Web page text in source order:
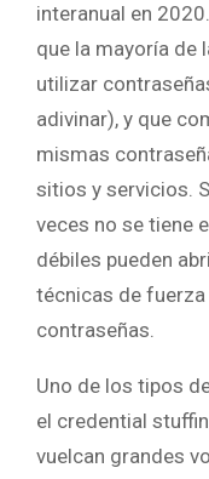
interanual en
que la mayoría de
utilizar
adivinar), y que
mismas
sitios y servicios.
veces no se tiene
débiles pueden
técnicas de
contraseñas.
Uno de los tipos
el credential
vuelcan grandes